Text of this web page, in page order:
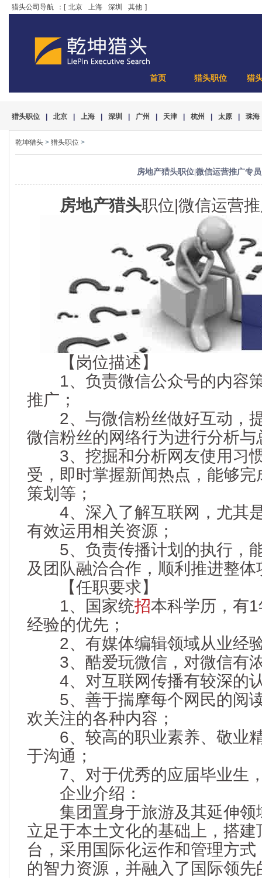
猎头公司导航 ：[ 北京 上海 深圳 其他 ]
首页 猎头职位 猎
猎头职位 北京 上海 深圳 广州 天津 杭州 太原 珠海
乾坤猎头 > 猎头职位 >
房地产猎头职位|微信运营推广专
房地产猎头职位|微信运营
【岗位描述】
1、负责微信公众号的内容
推广；
2、与微信粉丝做好互动，
微信粉丝的网络行为进行分析与
3、挖掘和分析网友使用习
受，即时掌握新闻热点，能够
策划等；
4、深入了解互联网，尤其
有效运用相关资源；
5、负责传播计划的执行，
及团队融洽合作，顺利推进整体
【任职要求】
1、国家统招本科学历，有
经验的优先；
2、有媒体编辑领域从业经
3、酷爱玩微信，对微信有
4、对互联网传播有较深的
5、善于揣摩每个网民的阅
欢关注的各种内容；
6、较高的职业素养、敬业
于沟通；
7、对于优秀的应届毕业生
企业介绍：
集团置身于旅游及其延伸领
立足于本土文化的基础上，搭
台，采用国际化运作和管理方
的智力资源，并融入了国际领先